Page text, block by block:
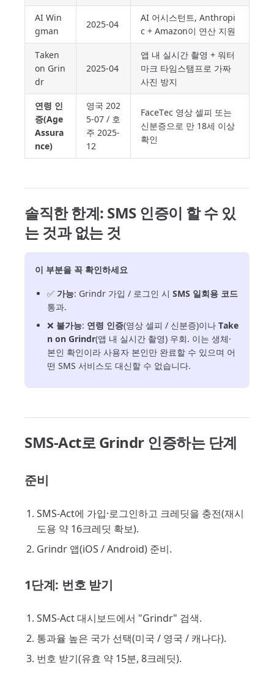
AI Win
gman
2025-04
AI 어시스턴트, Anthropi
c + Amazon이 연산 지원
Taken
on Grin
dr
2025-04
앱 내 실시간 촬영 + 워터
마크 타임스탬프로 가짜
사진 방지
연령 인
증(Age
Assura
nce)
영국 202
5-07 / 호
주 2025-
12
FaceTec 영상 셀피 또는
신분증으로 만 18세 이상
확인
솔직한 한계: SMS 인증이 할 수 있
는 것과 없는 것
이 부분을 꼭 확인하세요
✅ 가능: Grindr 가입 / 로그인 시 SMS 일회용 코드
통과.
❌ 불가능: 연령 인증(영상 셀피 / 신분증)이나 Take
n on Grindr(앱 내 실시간 촬영) 우회. 이는 생체·
본인 확인이라 사용자 본인만 완료할 수 있으며 어
떤 SMS 서비스도 대신할 수 없습니다.
SMS-Act로 Grindr 인증하는 단계
준비
SMS-Act에 가입·로그인하고 크레딧을 충전(재시
도용 약 16크레딧 확보).
Grindr 앱(iOS / Android) 준비.
1단계: 번호 받기
SMS-Act 대시보드에서 "Grindr" 검색.
통과율 높은 국가 선택(미국 / 영국 / 캐나다).
번호 받기(유효 약 15분, 8크레딧).